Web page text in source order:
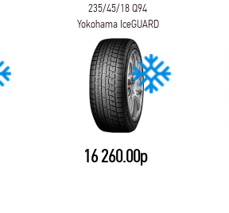
235/45/18 Q94
Yokohama IceGUARD
iG60A
16 260.00р